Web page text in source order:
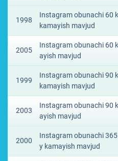
1998
Instagram obunachi 60
kamayish mavjud
2005
Instagram obunachi 60
ayish mavjud
1999
Instagram obunachi 90
kamayish mavjud
2003
Instagram obunachi 90
ayish mavjud
2000
Instagram obunachi
y kamayish mavjud